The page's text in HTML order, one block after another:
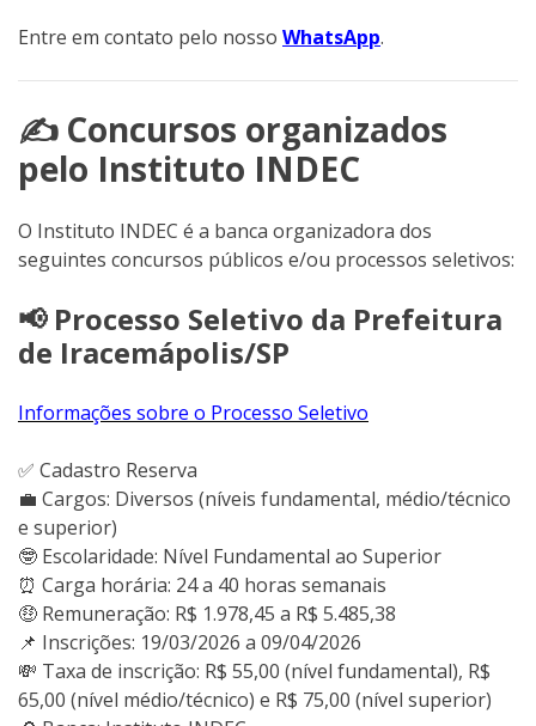
Entre em contato pelo nosso WhatsApp.
✍️ Concursos organizados
pelo Instituto INDEC
O Instituto INDEC é a banca organizadora dos
seguintes concursos públicos e/ou processos seletivos:
📢 Processo Seletivo da Prefeitura
de Iracemápolis/SP
Informações sobre o Processo Seletivo
✅ Cadastro Reserva
💼 Cargos: Diversos (níveis fundamental, médio/técnico
e superior)
🤓 Escolaridade: Nível Fundamental ao Superior
⏰ Carga horária: 24 a 40 horas semanais
🤑 Remuneração: R$ 1.978,45 a R$ 5.485,38
📌 Inscrições: 19/03/2026 a 09/04/2026
💸 Taxa de inscrição: R$ 55,00 (nível fundamental), R$
65,00 (nível médio/técnico) e R$ 75,00 (nível superior)